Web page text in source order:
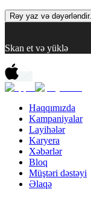
Rəy yaz və dəyərləndir.
Skan et və yüklə
Haqqımızda
Kampaniyalar
Layihələr
Karyera
Xəbərlər
Bloq
Müştəri dəstəyi
Əlaqə